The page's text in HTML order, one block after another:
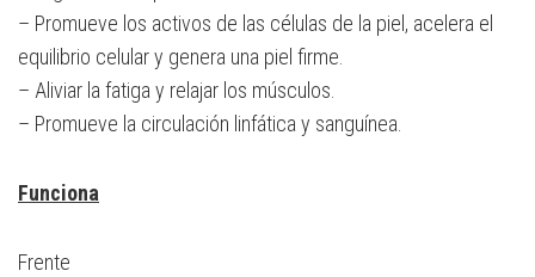
– Promueve los activos de las células de la piel, acelera el
equilibrio celular y genera una piel firme.
– Aliviar la fatiga y relajar los músculos.
– Promueve la circulación linfática y sanguínea.
Funciona
Frente